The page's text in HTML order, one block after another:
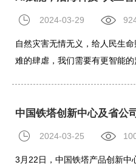
2024-03-29
自然灾害无情无义，给人民生
难的肆虐，我们需要有更智能
2024-03-25
3月22日，中国铁塔产品创新中